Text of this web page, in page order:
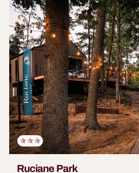
Ruciane Park